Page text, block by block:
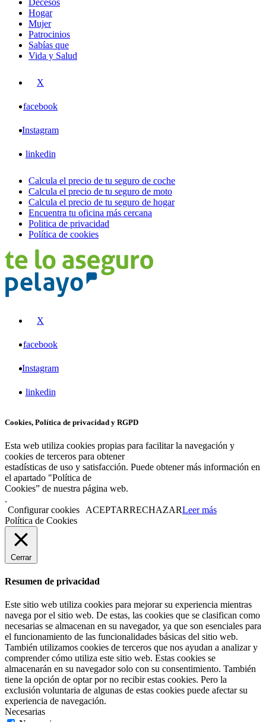
Decesos
Hogar
Mujer
Patrocinios
Sabías que
Vida y Salud
X
facebook
Instagram
linkedin
Calcula el precio de tu seguro de coche
Calcula el precio de tu seguro de moto
Calcula el precio de tu seguro de hogar
Encuentra tu oficina más cercana
Politica de privacidad
Política de cookies
X
facebook
Instagram
linkedin
Cookies, Política de privacidad y RGPD
Esta web utiliza cookies propias para facilitar la navegación y
cookies de terceros para obtener
estadísticas de uso y satisfacción. Puede obtener más información en
el apartado "Política de
Cookies” de nuestra página web.
.
Configurar cookies
ACEPTARRECHAZARLeer más
Política de Cookies
Cerrar
Resumen de privacidad
Este sitio web utiliza cookies para mejorar su experiencia mientras
navega por el sitio web. De estas, las cookies que se clasifican como
necesarias se almacenan en su navegador, ya que son esenciales para
el funcionamiento de las funcionalidades básicas del sitio web.
También utilizamos cookies de terceros que nos ayudan a analizar y
comprender cómo utiliza este sitio web. Estas cookies se
almacenarán en su navegador solo con su consentimiento. También
tiene la opción de optar por no recibir estas cookies. Pero la
exclusión voluntaria de algunas de estas cookies puede afectar su
experiencia de navegación.
Necesarias